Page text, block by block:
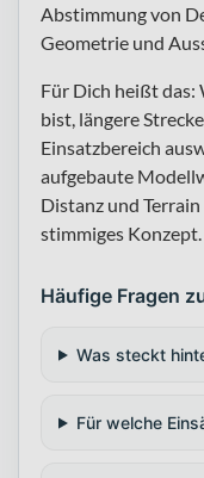
Abstimmung von
Geometrie und
Für Dich heißt das:
bist, längere
Einsatzbereich
aufgebaute
Distanz und
stimmiges Konzept.
Häufige Fragen
Was steckt
Für welche